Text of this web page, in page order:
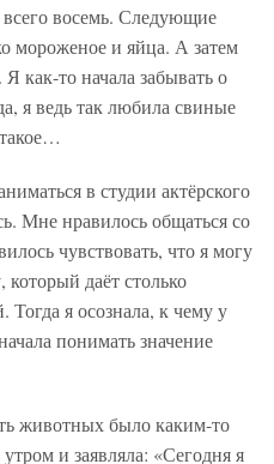
восемь. Следующие
мороженое и яйца. А затем
как-то начала забывать о
я ведь так любила свиные
в студии актёрского
Мне нравилось общаться со
чувствовать, что я могу
даёт столько
я осознала, к чему у
понимать значение
животных было каким-то
и заявляла: «Сегодня я